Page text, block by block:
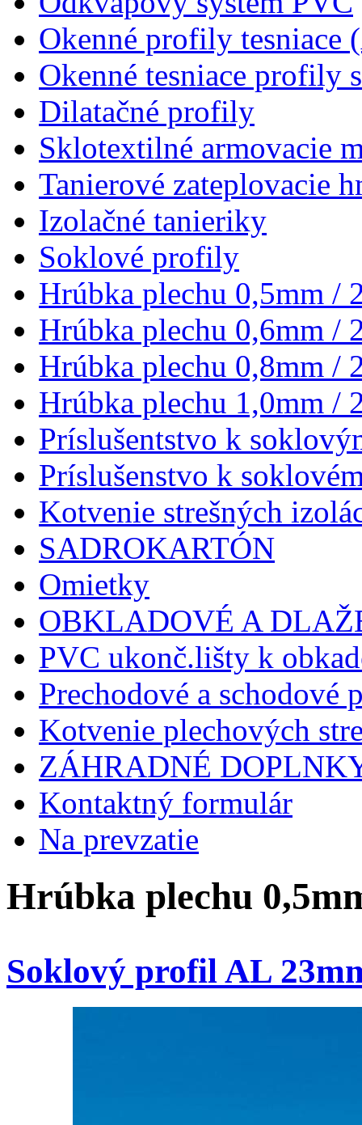
Okenné profily tesniace
Okenné tesniace profily
Dilatačné profily
Sklotextilné armovacie
Tanierové zateplovacie
Izolačné tanieriky
Soklové profily
Hrúbka plechu 0,5mm /
Hrúbka plechu 0,6mm /
Hrúbka plechu 0,8mm /
Hrúbka plechu 1,0mm /
Príslušentstvo k
Príslušenstvo k
Kotvenie strešných
SADROKARTÓN
Omietky
OBKLADOVÉ A
PVC ukonč.lišty k
Prechodové a schodové
Kotvenie plechových
ZÁHRADNÉ
Kontaktný formulár
Na prevzatie
Hrúbka plechu
Soklový profil AL